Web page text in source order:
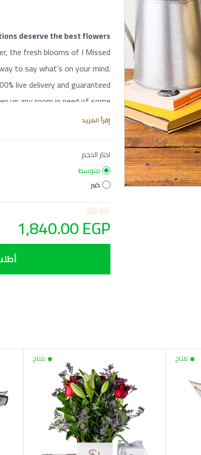
deserve the best flowers
the fresh blooms of I Missed
to say what’s on your mind.
live delivery and guaranteed
up any room in need of some
colour.
bouquet to your loved ones
online now from Sally Helmy
is a bouquet for every occasion.
romantic candles in two simple
we will deliver on the same
إقرأ المزيد
اختار الحجم
متوسط
كبير
1,840.00EGP